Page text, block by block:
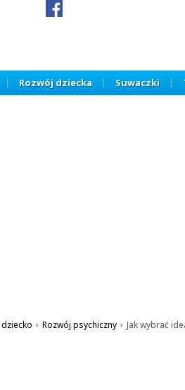
Rozwój dziecka Suwaczki
dziecko › Rozwój psychiczny › Jak wybrać